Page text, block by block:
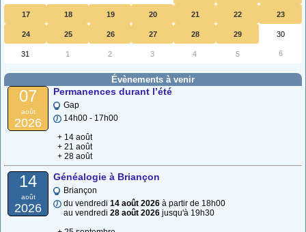
17 18 19 20 21 22 23
24 25 26 27 28 29 30
31 1 2 3 4 5 6
Évènements à venir
07
août
2026
Permanences durant l’été
Gap
14h00 - 17h00
+ 14 août
+ 21 août
+ 28 août
14
août
2026
Généalogie à Briançon
Briançon
du vendredi 14 août 2026 à partir de 18h00
au vendredi 28 août 2026 jusqu'à 19h30